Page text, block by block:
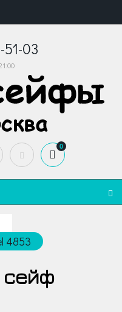
51-03
0
4853
сейф